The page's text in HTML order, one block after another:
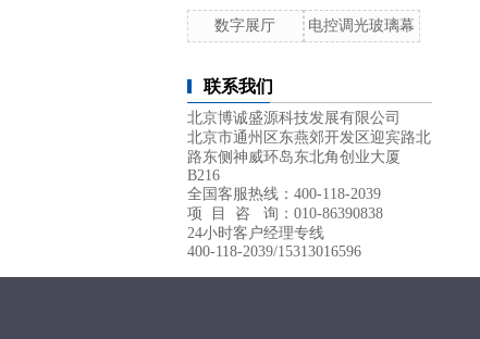
数字展厅 电控调光玻璃幕
联系我们
北京博诚盛源科技发展有限公司
北京市通州区东燕郊开发区迎宾路北
路东侧神威环岛东北角创业大厦
B216
全国客服热线：400-118-2039
项 目 咨 询：010-86390838
24小时客户经理专线
400-118-2039/15313016596